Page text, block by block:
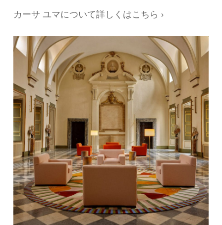
カーサ ユマについて詳しくはこちら ›